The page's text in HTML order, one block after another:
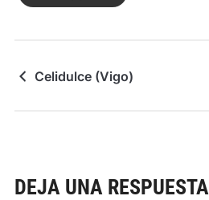
Celidulce (Vigo)
DEJA UNA RESPUESTA